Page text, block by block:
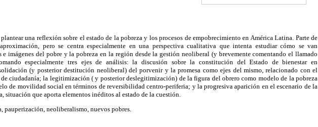
una reflexión sobre el estado de la pobreza y los procesos de empobrecimiento en América Latina. Parte de
pero se centra especialmente en una perspectiva cualitativa que intenta estudiar cómo se van
imágenes del pobre y la pobreza en la región desde la gestión neoliberal (y brevemente comentando el llamado
especialmente tres ejes de análisis: la discusión sobre la constitución del Estado de bienestar en
(y posterior destitución neoliberal) del porvenir y la promesa como ejes del mismo, relacionado con el
ciudadanía; la legitimización ( y posterior deslegitimización) de la figura del obrero como modelo de la pobreza
de movilidad social en términos de reversibilidad centro-periferia; y la progresiva aparición en el escenario de la
situación que aporta elementos inéditos al estado de la cuestión.
pauperización, neoliberalismo, nuevos pobres.